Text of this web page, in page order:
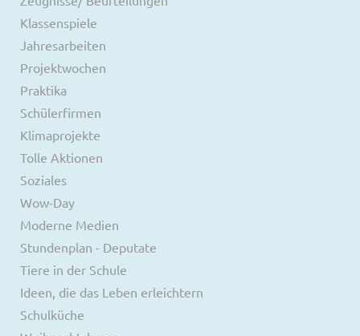
Klassenspiele
Jahresarbeiten
Projektwochen
Praktika
Schülerfirmen
Klimaprojekte
Tolle Aktionen
Soziales
Wow-Day
Moderne Medien
Stundenplan - Deputate
Tiere in der Schule
Ideen, die das Leben erleichtern
Schulküche